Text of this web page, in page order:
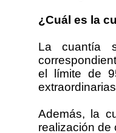
¿Cuál es la
La cuantía
el límite de
Además, la
realización de